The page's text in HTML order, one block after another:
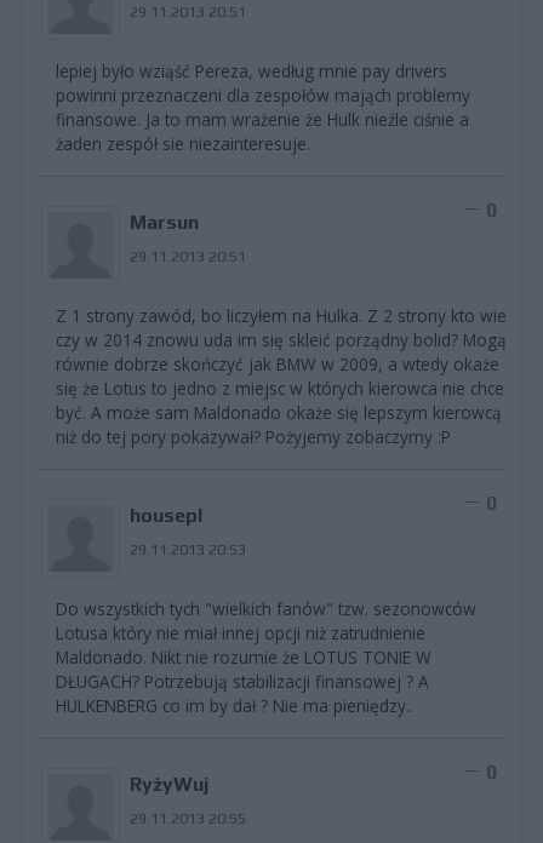
29.11.2013 20:51
lepiej było wziąść Pereza, według mnie pay drivers
powinni przeznaczeni dla zespołów mająch problemy
finansowe. Ja to mam wrażenie że Hulk nieźle ciśnie a
żaden zespół sie niezainteresuje.
Marsun
29.11.2013 20:51
0
Z 1 strony zawód, bo liczyłem na Hulka. Z 2 strony kto wie
czy w 2014 znowu uda im się skleić porządny bolid? Mogą
równie dobrze skończyć jak BMW w 2009, a wtedy okaże
się że Lotus to jedno z miejsc w których kierowca nie chce
być. A może sam Maldonado okaże się lepszym kierowcą
niż do tej pory pokazywał? Pożyjemy zobaczymy :P
housepl
29.11.2013 20:53
0
Do wszystkich tych "wielkich fanów" tzw. sezonowców
Lotusa który nie miał innej opcji niż zatrudnienie
Maldonado. Nikt nie rozumie że LOTUS TONIE W
DŁUGACH? Potrzebują stabilizacji finansowej ? A
HULKENBERG co im by dał ? Nie ma pieniędzy..
RyżyWuj
29.11.2013 20:55
0